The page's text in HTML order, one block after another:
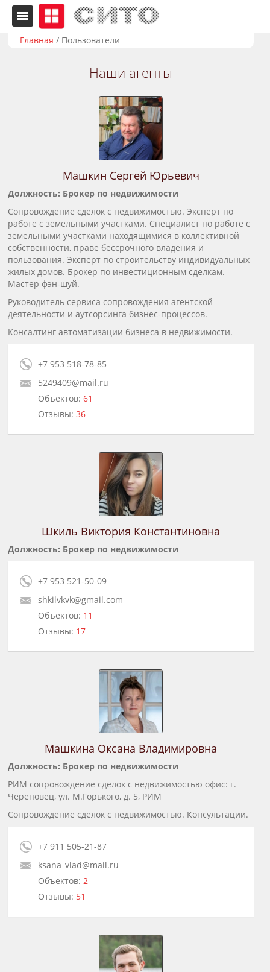
Главная / Пользователи
Наши агенты
Машкин Сергей Юрьевич
Должность: Брокер по недвижимости
Сопровождение сделок с недвижимостью. Эксперт по
работе с земельными участками. Специалист по работе с
земельными участками находящимися в коллективной
собственности, праве бессрочного владения и
пользования. Эксперт по строительству индивидуальных
жилых домов. Брокер по инвестиционным сделкам.
Мастер фэн-шуй.
Руководитель сервиса сопровождения агентской
деятельности и аутсорсинга бизнес-процессов.
Консалтинг автоматизации бизнеса в недвижимости.
+7 953 518-78-85
5249409@mail.ru
Объектов:61
Отзывы:36
Шкиль Виктория Константиновна
Должность: Брокер по недвижимости
+7 953 521-50-09
shkilvkvk@gmail.com
Объектов: 11
Отзывы: 17
Машкина Оксана Владимировна
Должность: Брокер по недвижимости
РИМ сопровождение сделок с недвижимостью офис: г.
Череповец, ул. М.Горького, д. 5, РИМ
Сопровождение сделок с недвижимостью. Консультации.
+7 911 505-21-87
ksana_vlad@mail.ru
Объектов:2
Отзывы: 51